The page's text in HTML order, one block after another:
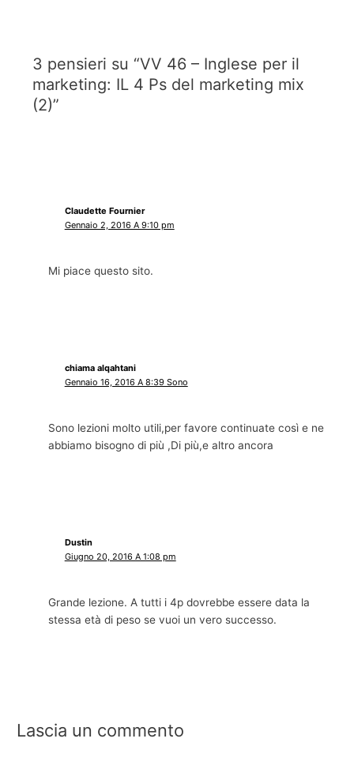
3 pensieri su “VV 46 – Inglese per il
marketing: IL 4 Ps del marketing mix
(2)”
Claudette Fournier
Gennaio 2, 2016 A 9:10 pm
Mi piace questo sito.
chiama alqahtani
Gennaio 16, 2016 A 8:39 Sono
Sono lezioni molto utili,per favore continuate così e ne
abbiamo bisogno di più ,Di più,e altro ancora
Dustin
Giugno 20, 2016 A 1:08 pm
Grande lezione. A tutti i 4p dovrebbe essere data la
stessa età di peso se vuoi un vero successo.
Lascia un commento